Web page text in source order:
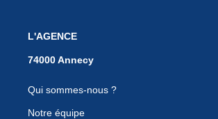
L'AGENCE
Qui sommes-nous ?
Notre équipe